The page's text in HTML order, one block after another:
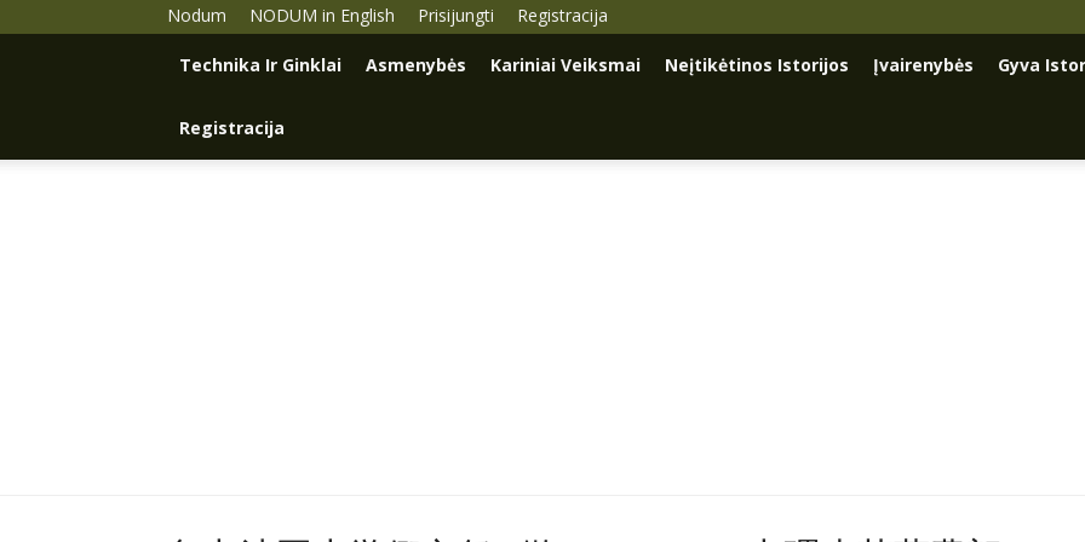
Nodum NODUM in English Prisijungti Registracija
Technika Ir Ginklai Asmenybės Kariniai Veiksmai Neįtikėtinos Istorijos Įvairenybės Gyva
Registracija